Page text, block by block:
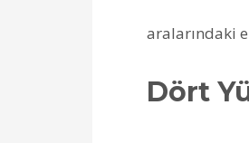
aralarındaki
Dört